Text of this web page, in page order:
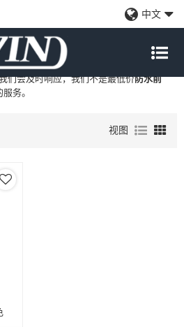
中文
造商和供应商，我们提供定制批发
防水
和防水前袋代工制造，现在联系我们以
们会及时响应，我们不是最低价防水前
务。
视图